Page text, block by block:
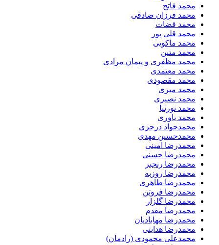
محمد فاتح
محمد فرزان صادقی
محمد قضات
محمد قلی پور
محمد ماکویی
محمد متین
محمد مظفری و پیمان مرادی
محمد معتمدی
محمد مقصودی
محمد میری
محمد نصیری
محمد نورنیا
محمد یاوری
محمدجواد درجزی
محمدحسین مهدی
محمدرضا امینی
محمدرضا حسنی
محمدرضا رنجبر
محمدرضا روزبه
محمدرضا طاهری
محمدرضا فروتن
محمدرضا گلزار
محمدرضا مقدم
محمدرضا مهابادیان
محمدرضا هدایتی
محمدعلی محمودی (رادمان)